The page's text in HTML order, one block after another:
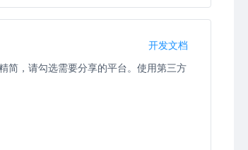
开发文档
简，请勾选需要分享的平台。使用第三方